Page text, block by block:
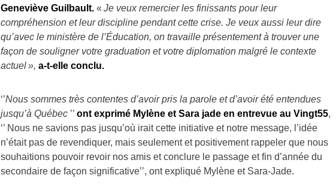
Geneviève Guilbault. « Je veux remercier les finissants pour leur
compréhension et leur discipline pendant cette crise. Je veux aussi leur dire
qu’avec le ministère de l’Éducation, on travaille présentement à trouver une
façon de souligner votre graduation et votre diplomation malgré le contexte
actuel », a-t-elle conclu.
‘’Nous sommes très contentes d’avoir pris la parole et d’avoir été entendues
jusqu’à Québec ’’ ont exprimé Mylène et Sara jade en entrevue au Vingt55,
‘’ Nous ne savions pas jusqu’où irait cette initiative et notre message, l’idée
n’était pas de revendiquer, mais seulement et positivement rappeler que nous
souhaitions pouvoir revoir nos amis et conclure le passage et fin d’année du
secondaire de façon significative’’, ont expliqué Mylène et Sara-Jade.